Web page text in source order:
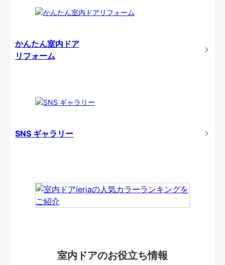
かんたん室内ドア
リフォーム
SNS ギャラリー
室内ドアのお役立ち情報